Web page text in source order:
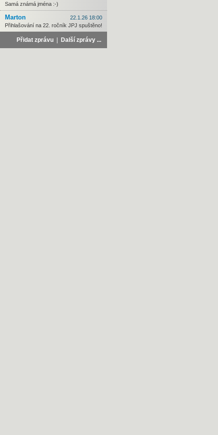
Samá známá jména :-)
Marton
22.1.26 18:00
Přihlašování na 22. ročník JPJ spuštěno!
Přidat zprávu Další zprávy ...